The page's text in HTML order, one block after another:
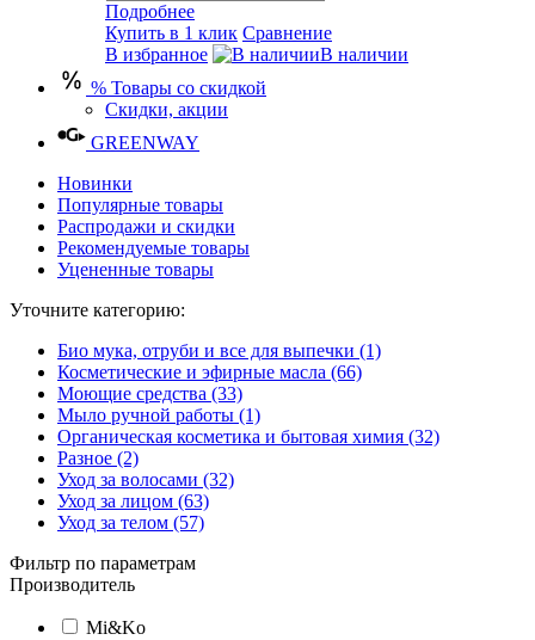
Подробнее
Купить в 1 клик Сравнение
В избранное
В наличии
% Товары со скидкой
Скидки, акции
GREENWAY
Новинки
Популярные товары
Распродажи и скидки
Рекомендуемые товары
Уцененные товары
Уточните категорию:
Био мука, отруби и все для выпечки (1)
Косметические и эфирные масла (66)
Моющие средства (33)
Мыло ручной работы (1)
Органическая косметика и бытовая химия (32)
Разное (2)
Уход за волосами (32)
Уход за лицом (63)
Уход за телом (57)
Фильтр по параметрам
Производитель
Mi&Ko